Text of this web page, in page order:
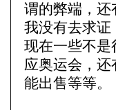
谓的弊端，还
我没有去求证
现在一些不是
应奥运会，
能出售等等。